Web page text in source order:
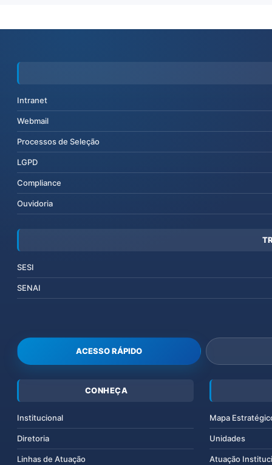
Intranet
Webmail
Processos de Seleção
LGPD
Compliance
Ouvidoria
SESI
SENAI
ACESSO RÁPIDO
CONHEÇA
Institucional
Diretoria
Linhas de Atuação
Mapa
Unidades
Atuação